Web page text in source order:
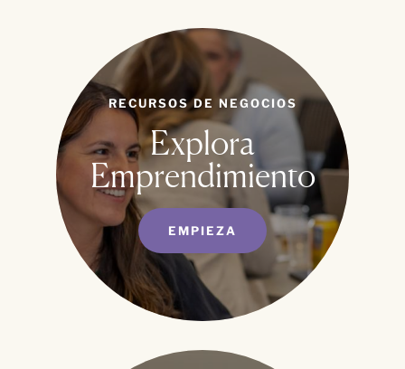
RECURSOS DE NEGOCIOS
Explora
Emprendimiento
EMPIEZA